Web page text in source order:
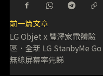
前一篇文章
LG Objet x 豐澤家電體驗
區．全新 LG StanbyMe Go
無線屏幕率先睇